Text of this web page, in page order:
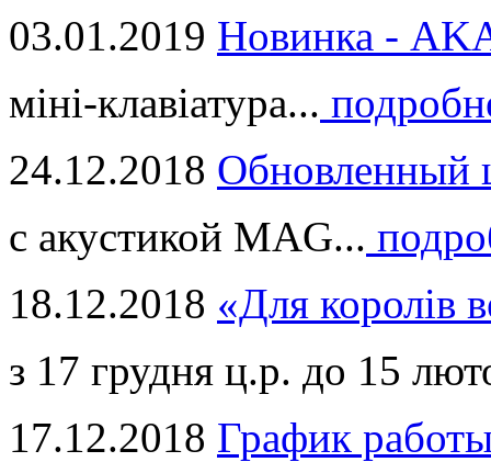
03.01.2019 Новинка -
міні-клавіатура...
24.12.2018 Обновленный
с акустикой MAG...
18.12.2018 «Для королів
з 17 грудня ц.р. до 15
17.12.2018 График